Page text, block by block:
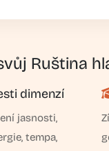
Ruština
dimenzí
jasnosti,
tempa,